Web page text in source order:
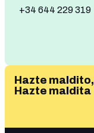
+34 644 229 319
Hazte maldito,
Hazte maldita